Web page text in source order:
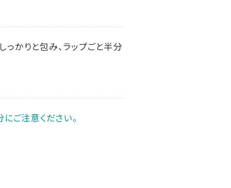
っかりと包み、ラップごと半分
ご注意ください。